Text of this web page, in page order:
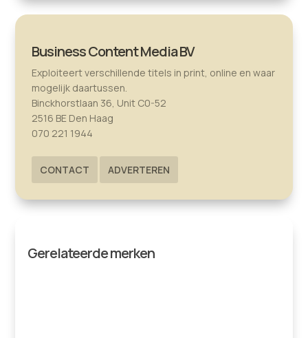
Business Content Media BV
Exploiteert verschillende titels in print, online en waar
mogelijk daartussen.
Binckhorstlaan 36, Unit C0-52
2516 BE Den Haag
070 221 1944
CONTACT ADVERTEREN
Gerelateerde merken